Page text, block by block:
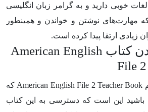
لغات خوبی دارید و به گرامر زبان انگلیسی
مهارت‌های نوشتن و خواندن و همینطور
زیادی ارتقا پیدا کرده است.
در دسترس بودن کتاب American English
File
از دیگر ویژگی‌های مهم American English File 2 Teacher Book که
باشید این است که دسترسی به این کتاب